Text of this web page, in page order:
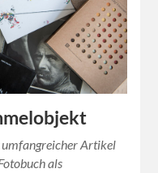
Artikel
als